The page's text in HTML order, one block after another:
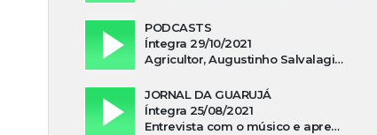
PODCASTS
Íntegra 29/10/2021
Agricultor, Augustinho Salvalagio, relata sobre aparição do Cavaleiro Negro no Rio das Furnas
JORNAL DA GUARUJÁ
Íntegra 25/08/2021
Entrevista com o músico e apresentador, Lismael Ferrareis, no Cidade e Campo